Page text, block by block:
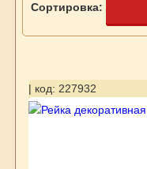
Сортировка:
| код: 227932